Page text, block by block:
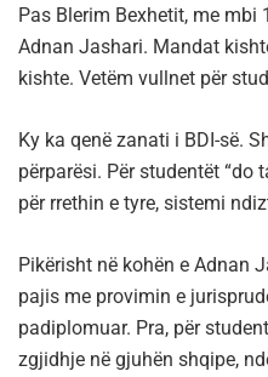
Pas Blerim Bexhetit, me mbi
Adnan Jashari. Mandat
kishte. Vetëm vullnet për
Ky ka qenë zanati i BDI-së.
përparësi. Për studentët “do
për rrethin e tyre, sistemi
Pikërisht në kohën e Adnan
pajis me provimin e
padiplomuar. Pra, për
zgjidhje në gjuhën shqipe,